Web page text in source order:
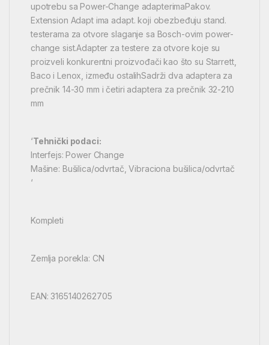
upotrebu sa Power-Change adapterimaPakov.
Extension Adapt ima adapt. koji obezbeđuju stand.
testerama za otvore slaganje sa Bosch-ovim power-
change sist.Adapter za testere za otvore koje su
proizveli konkurentni proizvođači kao što su Starrett,
Baco i Lenox, između ostalihSadrži dva adaptera za
prečnik 14-30 mm i četiri adaptera za prečnik 32-210
mm
‘Tehnički podaci:
Interfejs: Power Change
Mašine: Bušilica/odvrtač, Vibraciona bušilica/odvrtač
‘
Kompleti
Zemlja porekla: CN
EAN: 3165140262705